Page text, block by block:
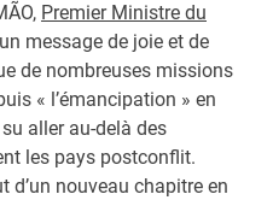
Premier Ministre du
message de joie et de
de nombreuses missions
« l’émancipation » en
aller au-delà des
les pays postconflit.
d’un nouveau chapitre en